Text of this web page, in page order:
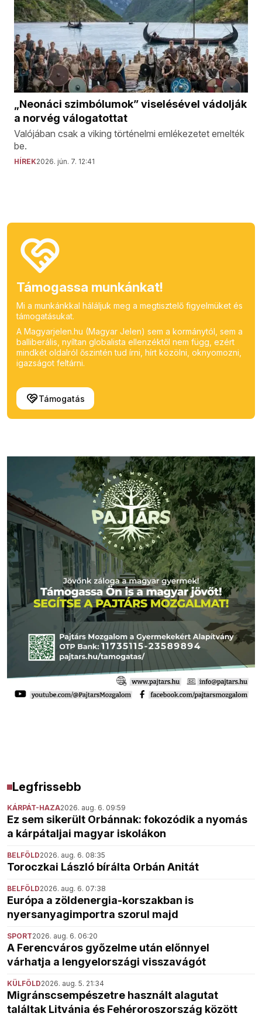
„Neonáci szimbólumok” viselésével vádolják
a norvég válogatottat
Valójában csak a viking történelmi emlékezetet emelték
be.
HÍREK2026. jún. 7. 12:41
Támogassa munkánkat!
Mi a munkánkkal háláljuk meg a megtisztelő figyelmüket és
támogatásukat.
A Magyarjelen.hu (Magyar Jelen) sem a kormánytól, sem a
balliberális, nyíltan globalista ellenzéktől nem függ, ezért
mindkét oldalról őszintén tud írni, hírt közölni, oknyomozni,
igazságot feltárni.
Támogatás
Legfrissebb
KÁRPÁT-HAZA2026. aug. 6. 09:59
Ez sem sikerült Orbánnak: fokozódik a nyomás
a kárpátaljai magyar iskolákon
BELFÖLD2026. aug. 6. 08:35
Toroczkai László bírálta Orbán Anitát
BELFÖLD2026. aug. 6. 07:38
Európa a zöldenergia-korszakban is
nyersanyagimportra szorul majd
SPORT2026. aug. 6. 06:20
A Ferencváros győzelme után előnnyel
várhatja a lengyelországi visszavágót
KÜLFÖLD2026. aug. 5. 21:34
Migránscsempészetre használt alagutat
találtak Litvánia és Fehéroroszország között